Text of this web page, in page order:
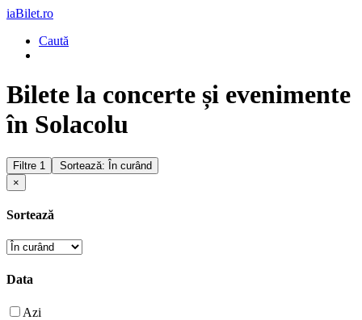
iaBilet.ro
Caută
Bilete la concerte și evenimente
în Solacolu
Filtre 1
Sortează: În curând
×
Sortează
Data
Azi